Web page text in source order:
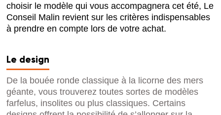
choisir le modèle qui vous accompagnera cet été, Le
Conseil Malin revient sur les critères indispensables
à prendre en compte lors de votre achat.
Le design
De la bouée ronde classique à la licorne des mers
géante, vous trouverez toutes sortes de modèles
farfelus, insolites ou plus classiques. Certains